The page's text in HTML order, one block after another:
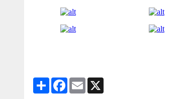
Share Facebook
Email